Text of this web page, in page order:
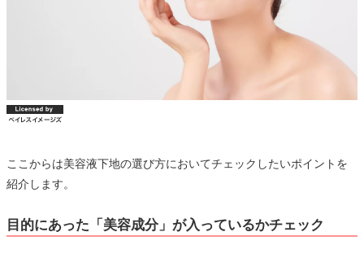
ここからは美容液下地の選び方においてチェックしたいポイントを
紹介します。
目的にあった「美容成分」が入っているかチェック